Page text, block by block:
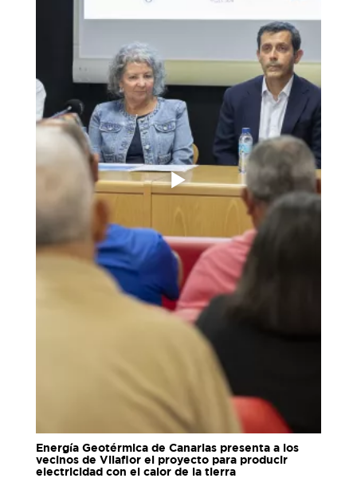
Energía Geotérmica de Canarias presenta a los
vecinos de Vilaflor el proyecto para producir
electricidad con el calor de la tierra